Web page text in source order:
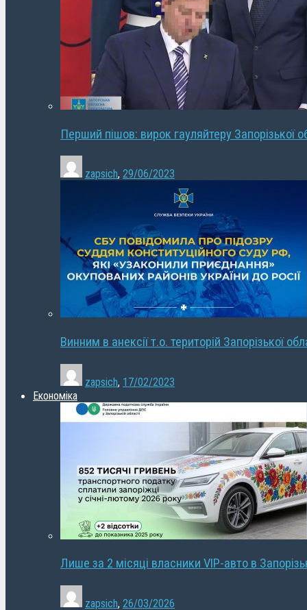
Перший пішов: вирок гауляйтеру Запорізької
zapsich, 29/06/2023
Винним в анексії т.о. територій Запорізької
zapsich, 17/02/2023
Економіка
Лише за 2 місяці власники VIP-авто в
zapsich, 26/03/2026